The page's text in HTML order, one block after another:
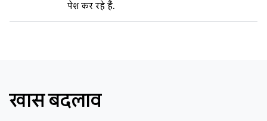
पेश कर रहे हैं.
खास बदलाव